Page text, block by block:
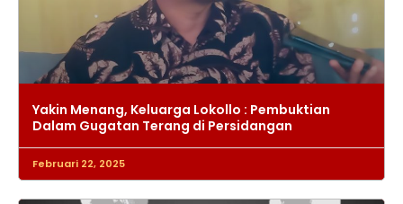
Yakin Menang, Keluarga Lokollo : Pembuktian
Dalam Gugatan Terang di Persidangan
Februari 22, 2025